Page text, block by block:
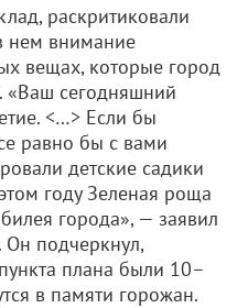
раскритиковали
нем внимание
вещах, которые город
«Ваш сегодняшний
<…> Если бы
равно бы с вами
детские садики
году Зеленая роща
города», — заявил
Он подчеркнул,
плана были 10–
в памяти горожан.